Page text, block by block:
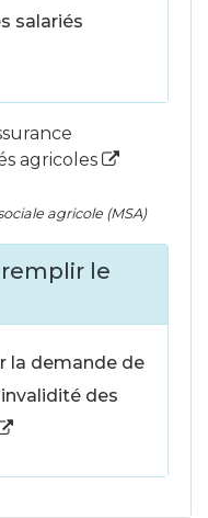
salariés
agricoles
agricole (MSA)
remplir le
la demande de
des